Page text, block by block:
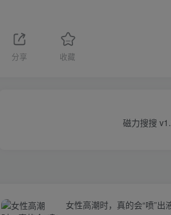
分享 收藏
磁力搜搜
女性高潮时，真的会“喷”出